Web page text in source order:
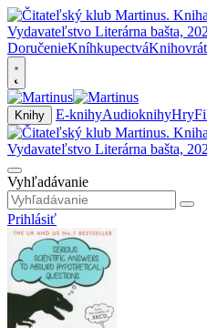
DoručenieKníhkupectvá
Knihy E-knihyAudioknihyHry
Vyhľadávanie
Prihlásiť